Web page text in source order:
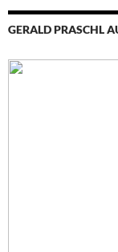
GERALD PRASCHL